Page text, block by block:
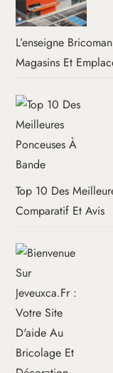
L’enseigne
Magasins Et
Top 10 Des
Comparatif Et Avis